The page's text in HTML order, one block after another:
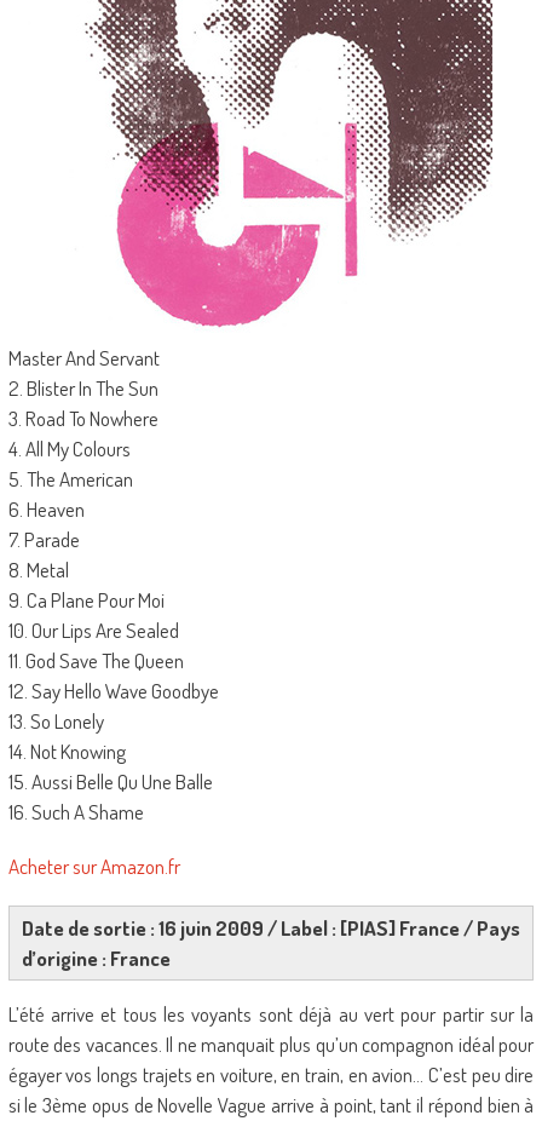
Master And Servant
2. Blister In The Sun
3. Road To Nowhere
4. All My Colours
5. The American
6. Heaven
7. Parade
8. Metal
9. Ca Plane Pour Moi
10. Our Lips Are Sealed
11. God Save The Queen
12. Say Hello Wave Goodbye
13. So Lonely
14. Not Knowing
15. Aussi Belle Qu Une Balle
16. Such A Shame
Acheter sur Amazon.fr
Date de sortie : 16 juin 2009 / Label : [PIAS] France / Pays
d’origine : France
L’été arrive et tous les voyants sont déjà au vert pour partir sur la
route des vacances. Il ne manquait plus qu’un compagnon idéal pour
égayer vos longs trajets en voiture, en train, en avion… C’est peu dire
si le 3ème opus de Novelle Vague arrive à point, tant il répond bien à